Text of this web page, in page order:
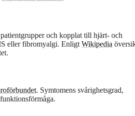
och kopplat till hjärt- och
eller fibromyalgi. Enligt Wikipedia
. Symtomens svårighetsgrad,